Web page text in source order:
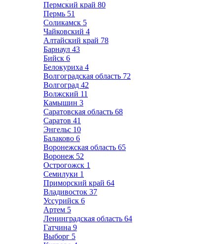
Пермский край 80
Пермь 51
Соликамск 5
Чайковский 4
Алтайский край 78
Барнаул 43
Бийск 6
Белокуриха 4
Волгоградская область 72
Волгоград 42
Волжский 11
Камышин 3
Саратовская область 68
Саратов 41
Энгельс 10
Балаково 6
Воронежская область 65
Воронеж 52
Острогожск 1
Семилуки 1
Приморский край 64
Владивосток 37
Уссурийск 6
Артем 5
Ленинградская область 64
Гатчина 9
Выборг 5